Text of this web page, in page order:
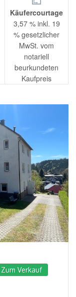
Käufercourtage
3,57 % inkl. 19
% gesetzlicher
MwSt. vom
notariell
beurkundeten
Kaufpreis
Zum Verkauf